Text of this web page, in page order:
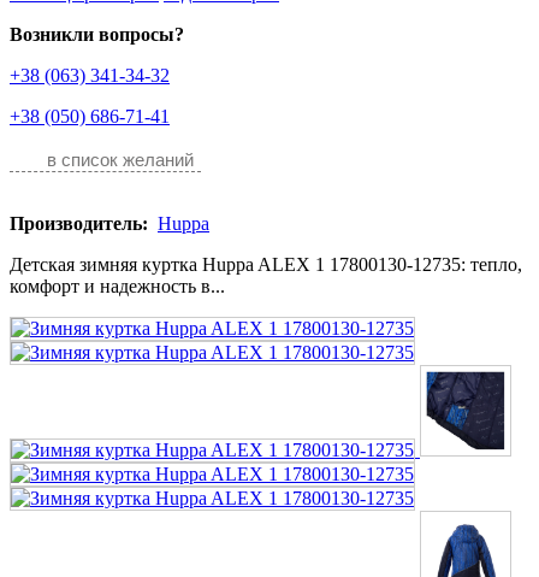
Возникли вопросы?
+38 (063) 341-34-32
+38 (050) 686-71-41
в список желаний
Производитель: Huppa
Детская зимняя куртка Huppa ALEX 1 17800130-12735: тепло,
комфорт и надежность в...